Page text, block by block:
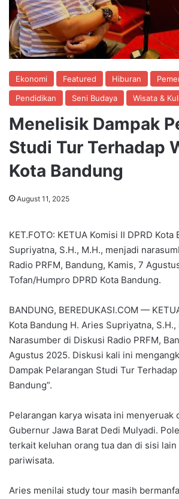
Ekonomi Featured Hiburan
Pendidikan
Seni Budaya Wisata &
Menelisik Dampak
Studi Tur Terhadap
Kota Bandung
August 11, 2025
KET.FOTO: KETUA Komisi II DPRD
Supriyatna, S.H., M.H., menjadi
Radio PRFM, Bandung, Kamis, 7
Tofan/Humpro DPRD Kota Bandung.
BANDUNG, BEREDUKASI.COM —
Kota Bandung H. Aries Supriyatna, S.H.,
Narasumber di Diskusi Radio PRFM,
Agustus 2025. Diskusi kali ini
Dampak Pelarangan Studi Tur
Bandung”.
Pelarangan karya wisata ini menyeruak
Gubernur Jawa Barat Dedi Mulyadi.
terkait keluhan orang tua dan di sisi lain
pariwisata.
Aries menilai study tour masih